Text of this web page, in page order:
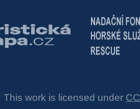
This work is licensed under